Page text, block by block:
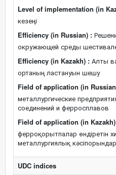
Level of implementation (in
кезеңі
Efficiency (in Russian) :
окружающей среды
Efficiency (in Kazakh) : Алты
ортаның ластануын шешу
Field of application (in
металлургические
соединений и ферросплавов
Field of application (in
ферроқорытпалар өндіретін
металлургиялық кәсіпорындар
UDC indices